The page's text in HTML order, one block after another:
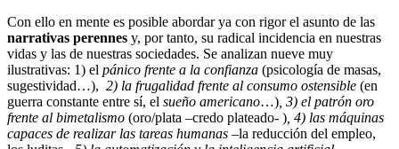
Con ello en mente es posible abordar ya con rigor el asunto de las
narrativas perennes y, por tanto, su radical incidencia en nuestras
vidas y las de nuestras sociedades. Se analizan nueve muy
ilustrativas: 1) el pánico frente a la confianza (psicología de masas,
sugestividad…), 2) la frugalidad frente al consumo ostensible (en
guerra constante entre sí, el sueño americano…) , 3) el patrón oro
frente al bimetalismo (oro/plata –credo plateado- ) , 4) las máquinas
capaces de realizar las tareas humanas –la reducción del empleo,